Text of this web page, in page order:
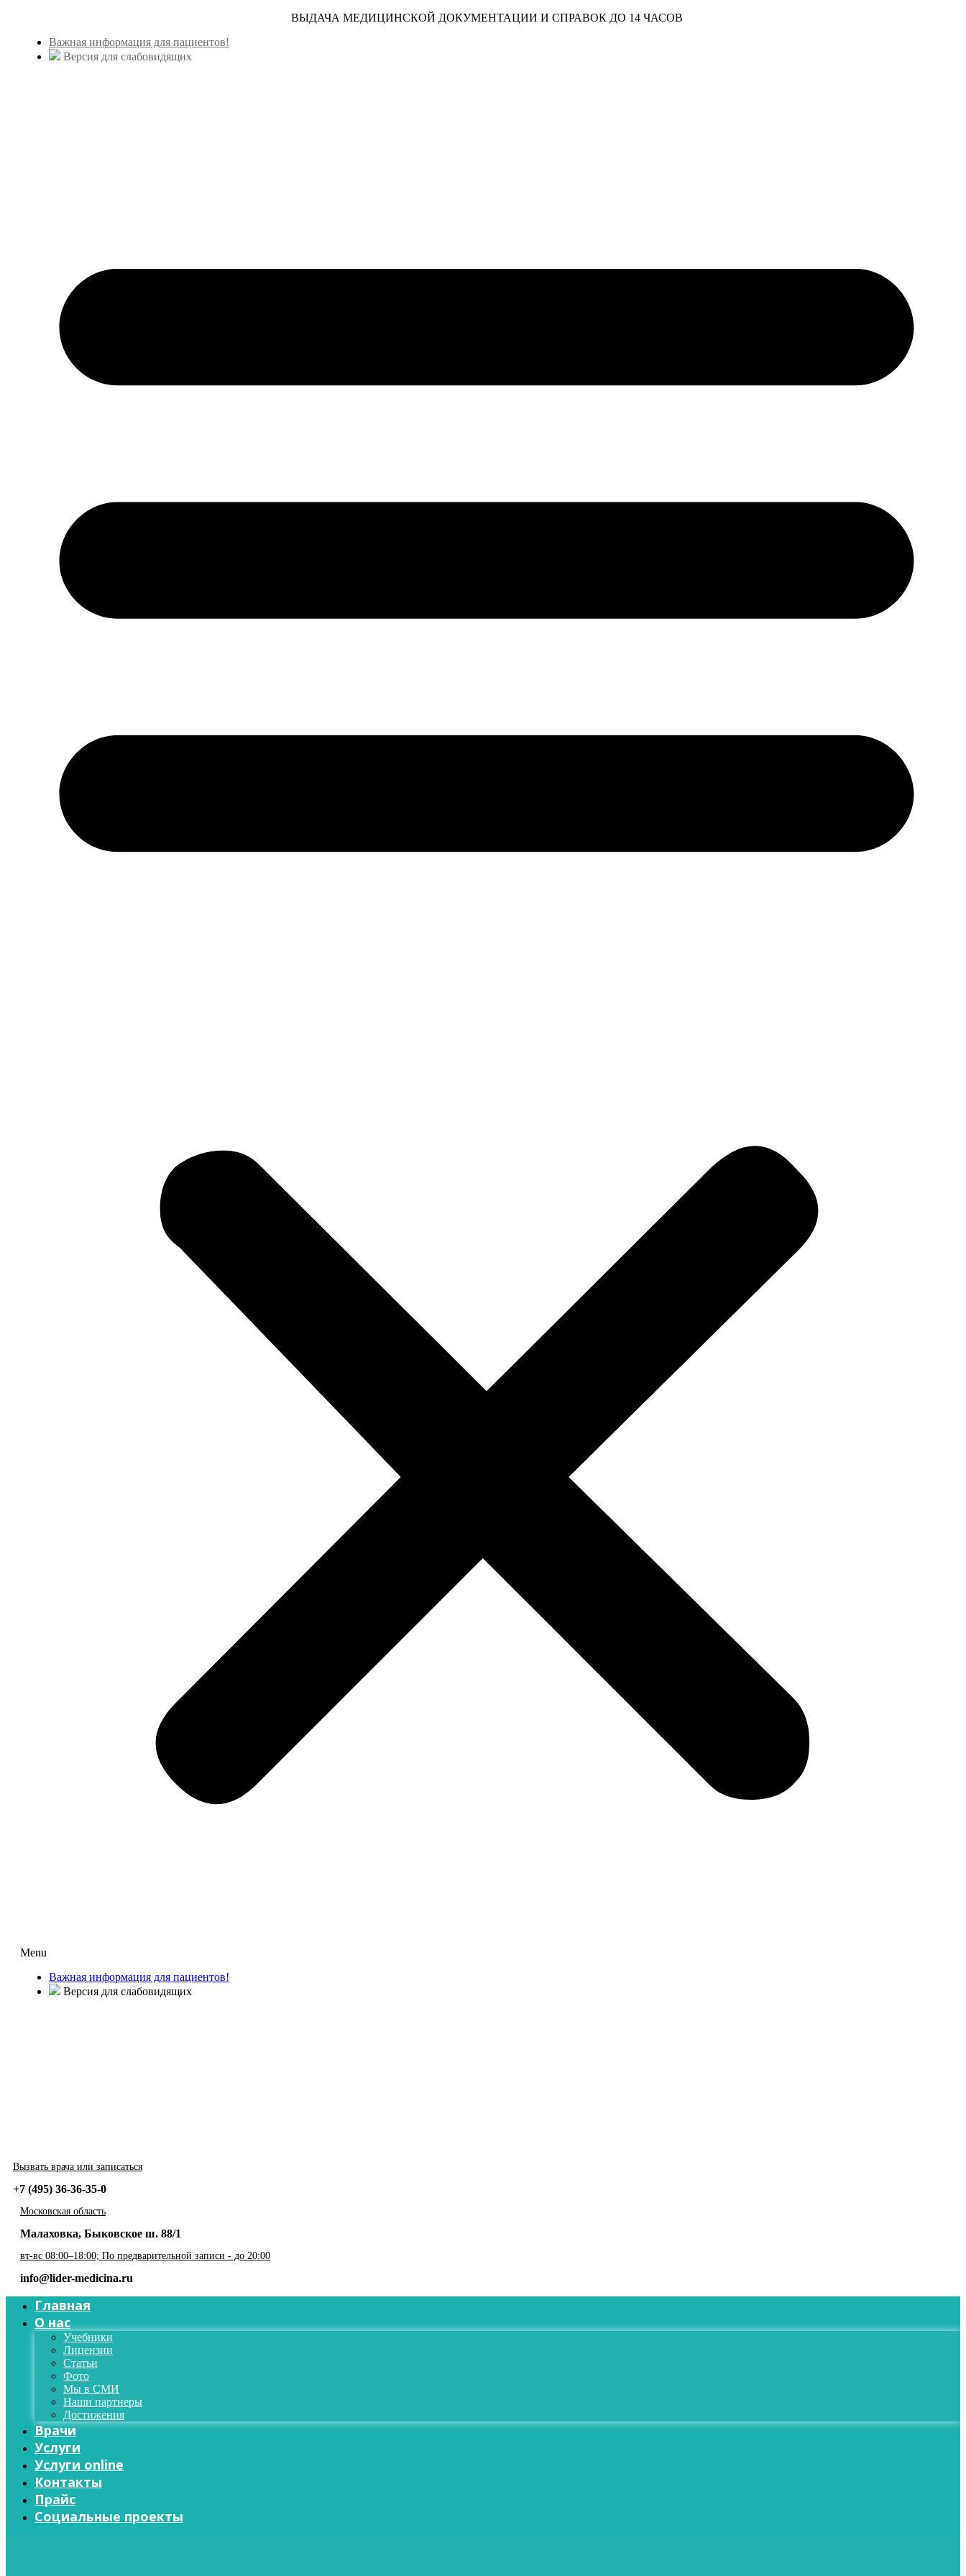
ВЫДАЧА МЕДИЦИНСКОЙ ДОКУМЕНТАЦИИ И СПРАВОК ДО 14 ЧАСОВ
Важная информация для пациентов!
Версия для слабовидящих
Menu
Важная информация для пациентов!
Версия для слабовидящих
Вызвать врача или записаться
+7 (495) 36-36-35-0
Московская область
Малаховка, Быковское ш. 88/1
вт-вс 08:00–18:00; По предварительной записи - до 20:00
info@lider-medicina.ru
Главная
О нас
Учебники
Лицензии
Статьи
Фото
Мы в СМИ
Наши партнеры
Достижения
Врачи
Услуги
Услуги online
Контакты
Прайс
Социальные проекты